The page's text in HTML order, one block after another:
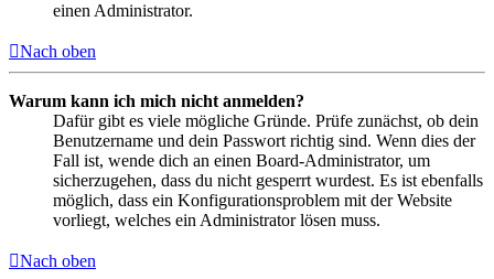
einen Administrator.
Nach oben
Warum kann ich mich nicht anmelden?
Dafür gibt es viele mögliche Gründe. Prüfe zunächst, ob dein
Benutzername und dein Passwort richtig sind. Wenn dies der
Fall ist, wende dich an einen Board-Administrator, um
sicherzugehen, dass du nicht gesperrt wurdest. Es ist ebenfalls
möglich, dass ein Konfigurationsproblem mit der Website
vorliegt, welches ein Administrator lösen muss.
Nach oben